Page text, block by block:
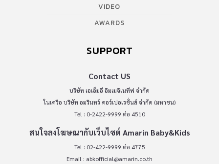
VIDEO
AWARDS
SUPPORT
Contact US
บริษัท เอเอ็มอี อิมเมจิเนทีฟ จำกัด
ในเครือ บริษัท อมรินทร์ คอร์เปอเรชั่นส์ จำกัด (มหาชน)
Tel : 0-2422-9999 ต่อ 4510
สนใจลงโฆษณากับเว็บไซต์ Amarin Baby&Kids
Tel : 02-422-9999 ต่อ 4775
Email : abkofficial@amarin.co.th